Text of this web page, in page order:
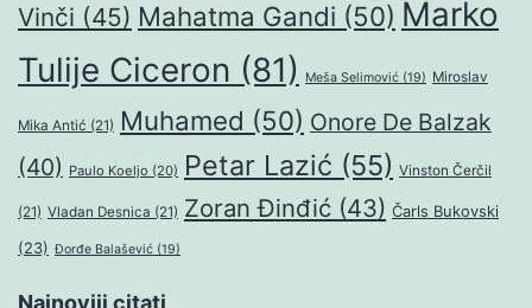
Vinči (45) Mahatma Gandi (50) Marko
Tulije Ciceron (81) Meša Selimović (19) Miroslav
Mika Antić (21) Muhamed (50) Onore De Balzak
(40) Paulo Koeljo (20) Petar Lazić (55) Vinston Čerčil
(21) Vladan Desnica (21) Zoran Đinđić (43) Čarls Bukovski
(23) Đorđe Balašević (19)